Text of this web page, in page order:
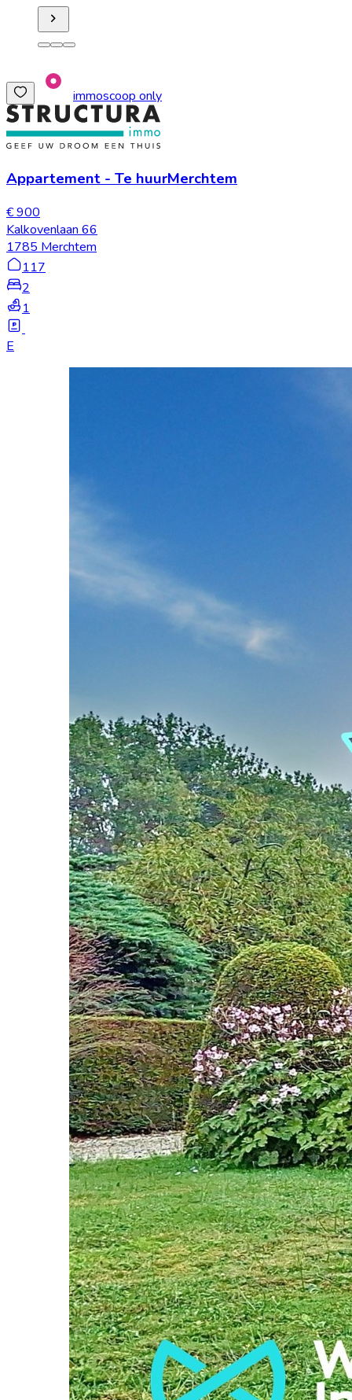
immoscoop only
Appartement - Te huurMerchtem
€ 900
Kalkovenlaan 66
1785 Merchtem
117
2
1
E